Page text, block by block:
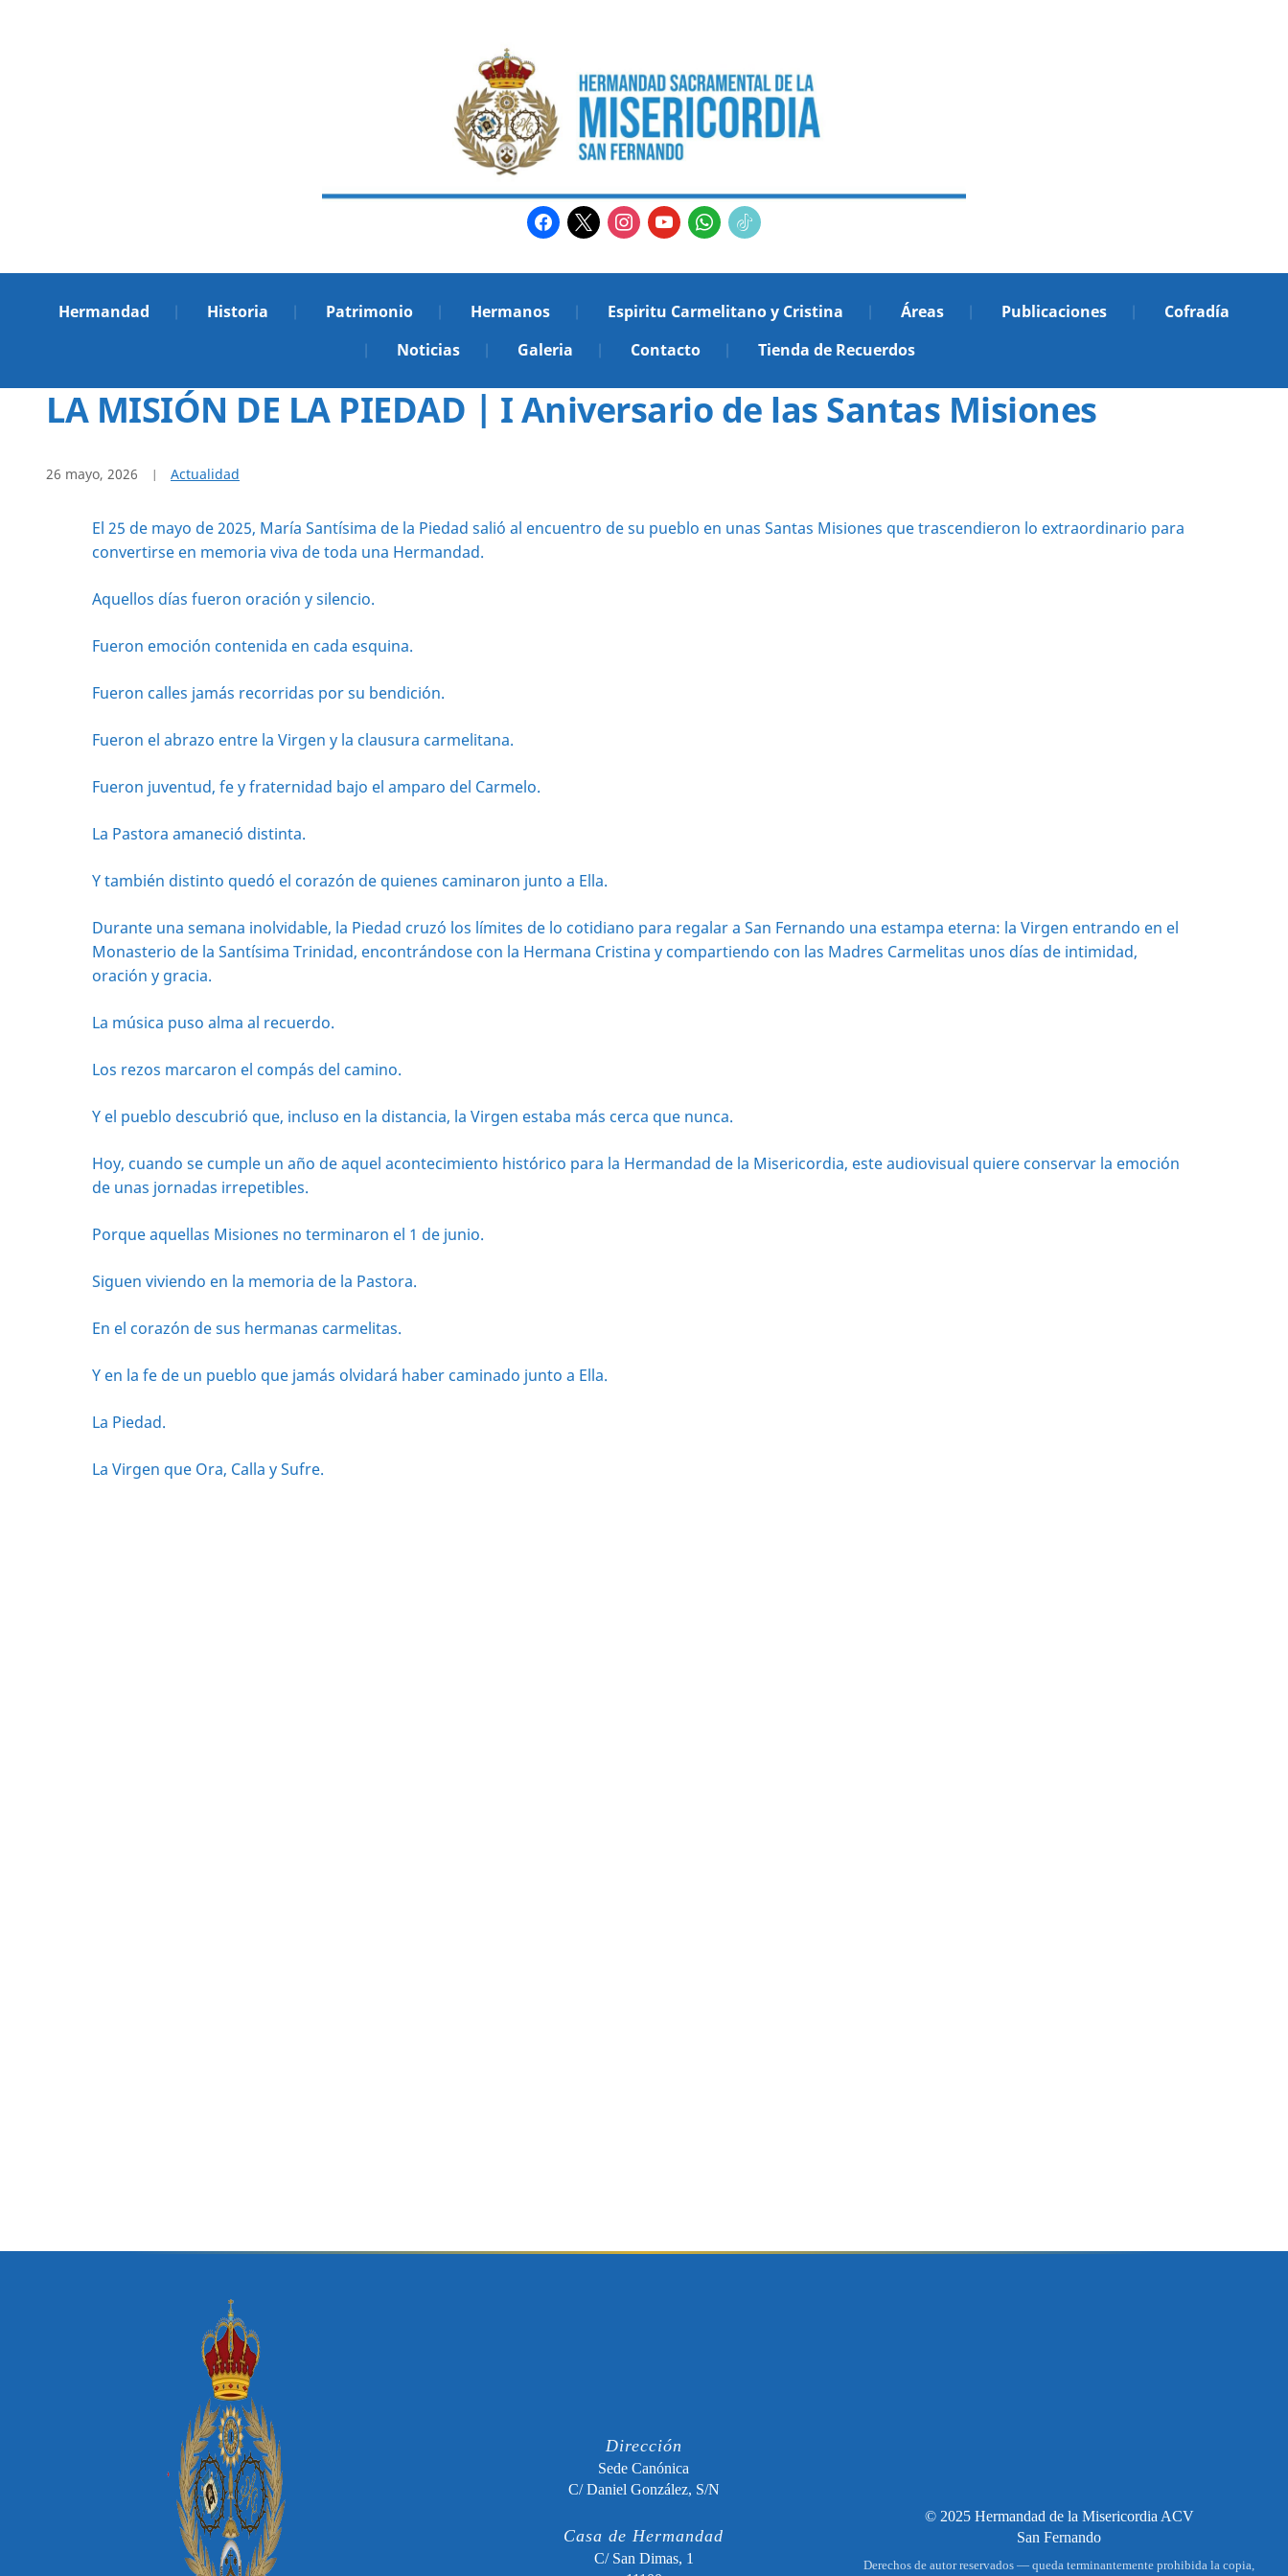
facebook
x instagram
youtubewhatsapp
tiktok2
Hermandad Historia Patrimonio Hermanos Espiritu Carmelitano y Cristina Áreas Publicaciones
Cofradía
Noticias
Galeria Contacto Tienda de Recuerdos
LA MISIÓN DE LA PIEDAD | I Aniversario de las Santas Misiones
26 mayo, 2026 Actualidad
El 25 de mayo de 2025, María Santísima de la Piedad salió al encuentro de su pueblo en unas Santas Misiones que trascendieron lo extraordinario para
convertirse en memoria viva de toda una Hermandad.
Aquellos días fueron oración y silencio.
Fueron emoción contenida en cada esquina.
Fueron calles jamás recorridas por su bendición.
Fueron el abrazo entre la Virgen y la clausura carmelitana.
Fueron juventud, fe y fraternidad bajo el amparo del Carmelo.
La Pastora amaneció distinta.
Y también distinto quedó el corazón de quienes caminaron junto a Ella.
Durante una semana inolvidable, la Piedad cruzó los límites de lo cotidiano para regalar a San Fernando una estampa eterna: la Virgen entrando en el
Monasterio de la Santísima Trinidad, encontrándose con la Hermana Cristina y compartiendo con las Madres Carmelitas unos días de intimidad,
oración y gracia.
La música puso alma al recuerdo.
Los rezos marcaron el compás del camino.
Y el pueblo descubrió que, incluso en la distancia, la Virgen estaba más cerca que nunca.
Hoy, cuando se cumple un año de aquel acontecimiento histórico para la Hermandad de la Misericordia, este audiovisual quiere conservar la emoción
de unas jornadas irrepetibles.
Porque aquellas Misiones no terminaron el 1 de junio.
Siguen viviendo en la memoria de la Pastora.
En el corazón de sus hermanas carmelitas.
Y en la fe de un pueblo que jamás olvidará haber caminado junto a Ella.
La Piedad.
La Virgen que Ora, Calla y Sufre.
Dirección
Sede Canónica
C/ Daniel González, S/N
Casa de Hermandad
C/ San Dimas, 1
© 2025 Hermandad de la Misericordia ACV
San Fernando
Derechos de autor reservados — queda terminantemente prohibida la copia,